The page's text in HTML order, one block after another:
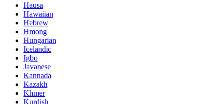
Hausa
Hawaiian
Hebrew
Hmong
Hungarian
Icelandic
Igbo
Javanese
Kannada
Kazakh
Khmer
Kurdish